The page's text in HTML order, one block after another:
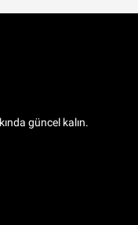
güncel kalın.